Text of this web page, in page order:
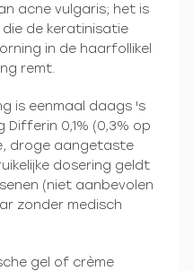
acne vulgaris; het is
de keratinisatie
in de haarfollikel
remt.
is eenmaal daags 's
0,1% (0,3% op
droge aangetaste
dosering geldt
(niet aanbevolen
zonder medisch
gel of crème